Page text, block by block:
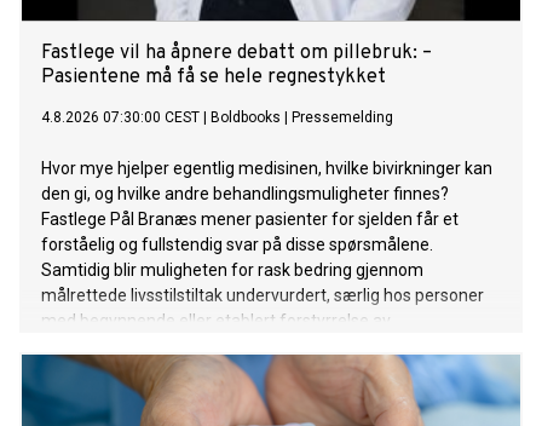
Fastlege vil ha åpnere debatt om pillebruk: –
Pasientene må få se hele regnestykket
4.8.2026 07:30:00 CEST Boldbooks Pressemelding
Hvor mye hjelper egentlig medisinen, hvilke bivirkninger kan
den gi, og hvilke andre behandlingsmuligheter finnes?
Fastlege Pål Branæs mener pasienter for sjelden får et
forståelig og fullstendig svar på disse spørsmålene.
Samtidig blir muligheten for rask bedring gjennom
målrettede livsstilstiltak undervurdert, særlig hos personer
med begynnende eller etablert forstyrrelse av